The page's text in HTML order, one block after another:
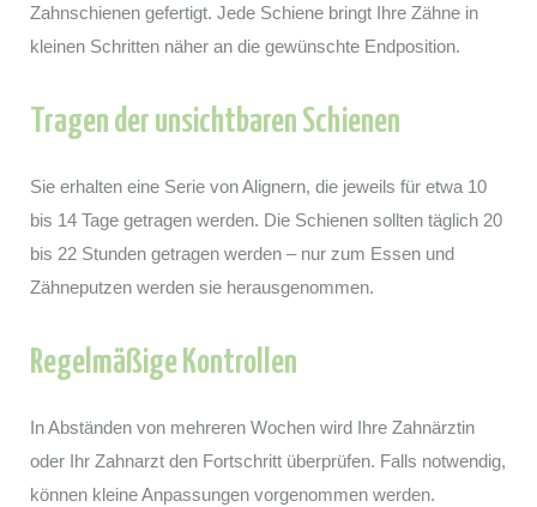
Zahnschienen gefertigt. Jede Schiene bringt Ihre Zähne in
kleinen Schritten näher an die gewünschte Endposition.
Tragen der unsichtbaren Schienen
Sie erhalten eine Serie von Alignern, die jeweils für etwa 10
bis 14 Tage getragen werden. Die Schienen sollten täglich 20
bis 22 Stunden getragen werden – nur zum Essen und
Zähneputzen werden sie herausgenommen.
Regelmäßige Kontrollen
In Abständen von mehreren Wochen wird Ihre Zahnärztin
oder Ihr Zahnarzt den Fortschritt überprüfen. Falls notwendig,
können kleine Anpassungen vorgenommen werden.